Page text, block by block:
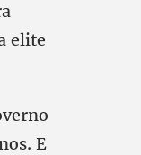
elite
E